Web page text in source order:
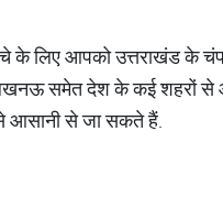
पहुंचे के लिए आपको
समेत देश के कई शहरों से
आसानी से जा सकते हैं.